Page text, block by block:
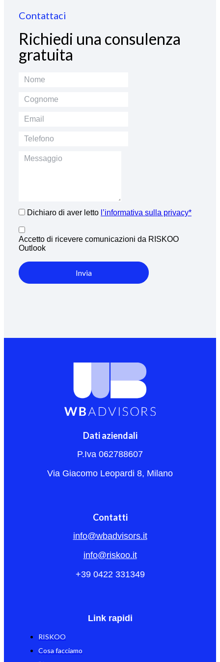
Contattaci
Richiedi una consulenza
gratuita
Dichiaro di aver letto l’informativa sulla privacy*
Accetto di ricevere comunicazioni da RISKOO
Outlook
Invia
Dati aziendali
P.Iva 062788607
Via Giacomo Leopardi 8, Milano
Contatti
info@wbadvisors.it
info@riskoo.it
+39 0422 331349
Link rapidi
RISKOO
Cosa facciamo